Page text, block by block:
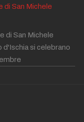
di San Michele
di San Michele
d'Ischia si celebrano